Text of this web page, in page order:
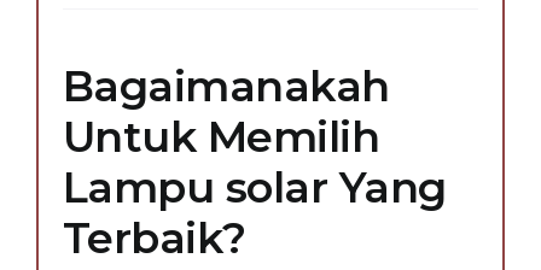
Bagaimanakah
Untuk Memilih
Lampu solar Yang
Terbaik?